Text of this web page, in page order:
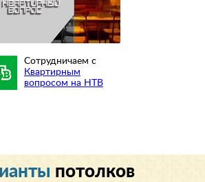
Сотрудничаем с
Квартирным
вопросом на НТВ
потолков